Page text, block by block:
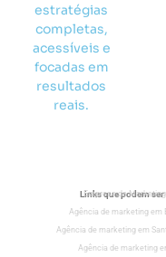
estratégias
completas,
acessíveis e
focadas em
resultados
reais.
Links que podem
Empresa de
Agência de marketing em
Agência de marketing em
Agência de marketing